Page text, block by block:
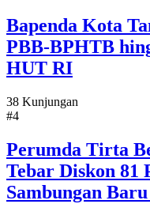
Bapenda Kota
PBB-BPHTB
HUT RI
38 Kunjungan
#4
Perumda Tirta
Tebar Diskon 81
Sambungan